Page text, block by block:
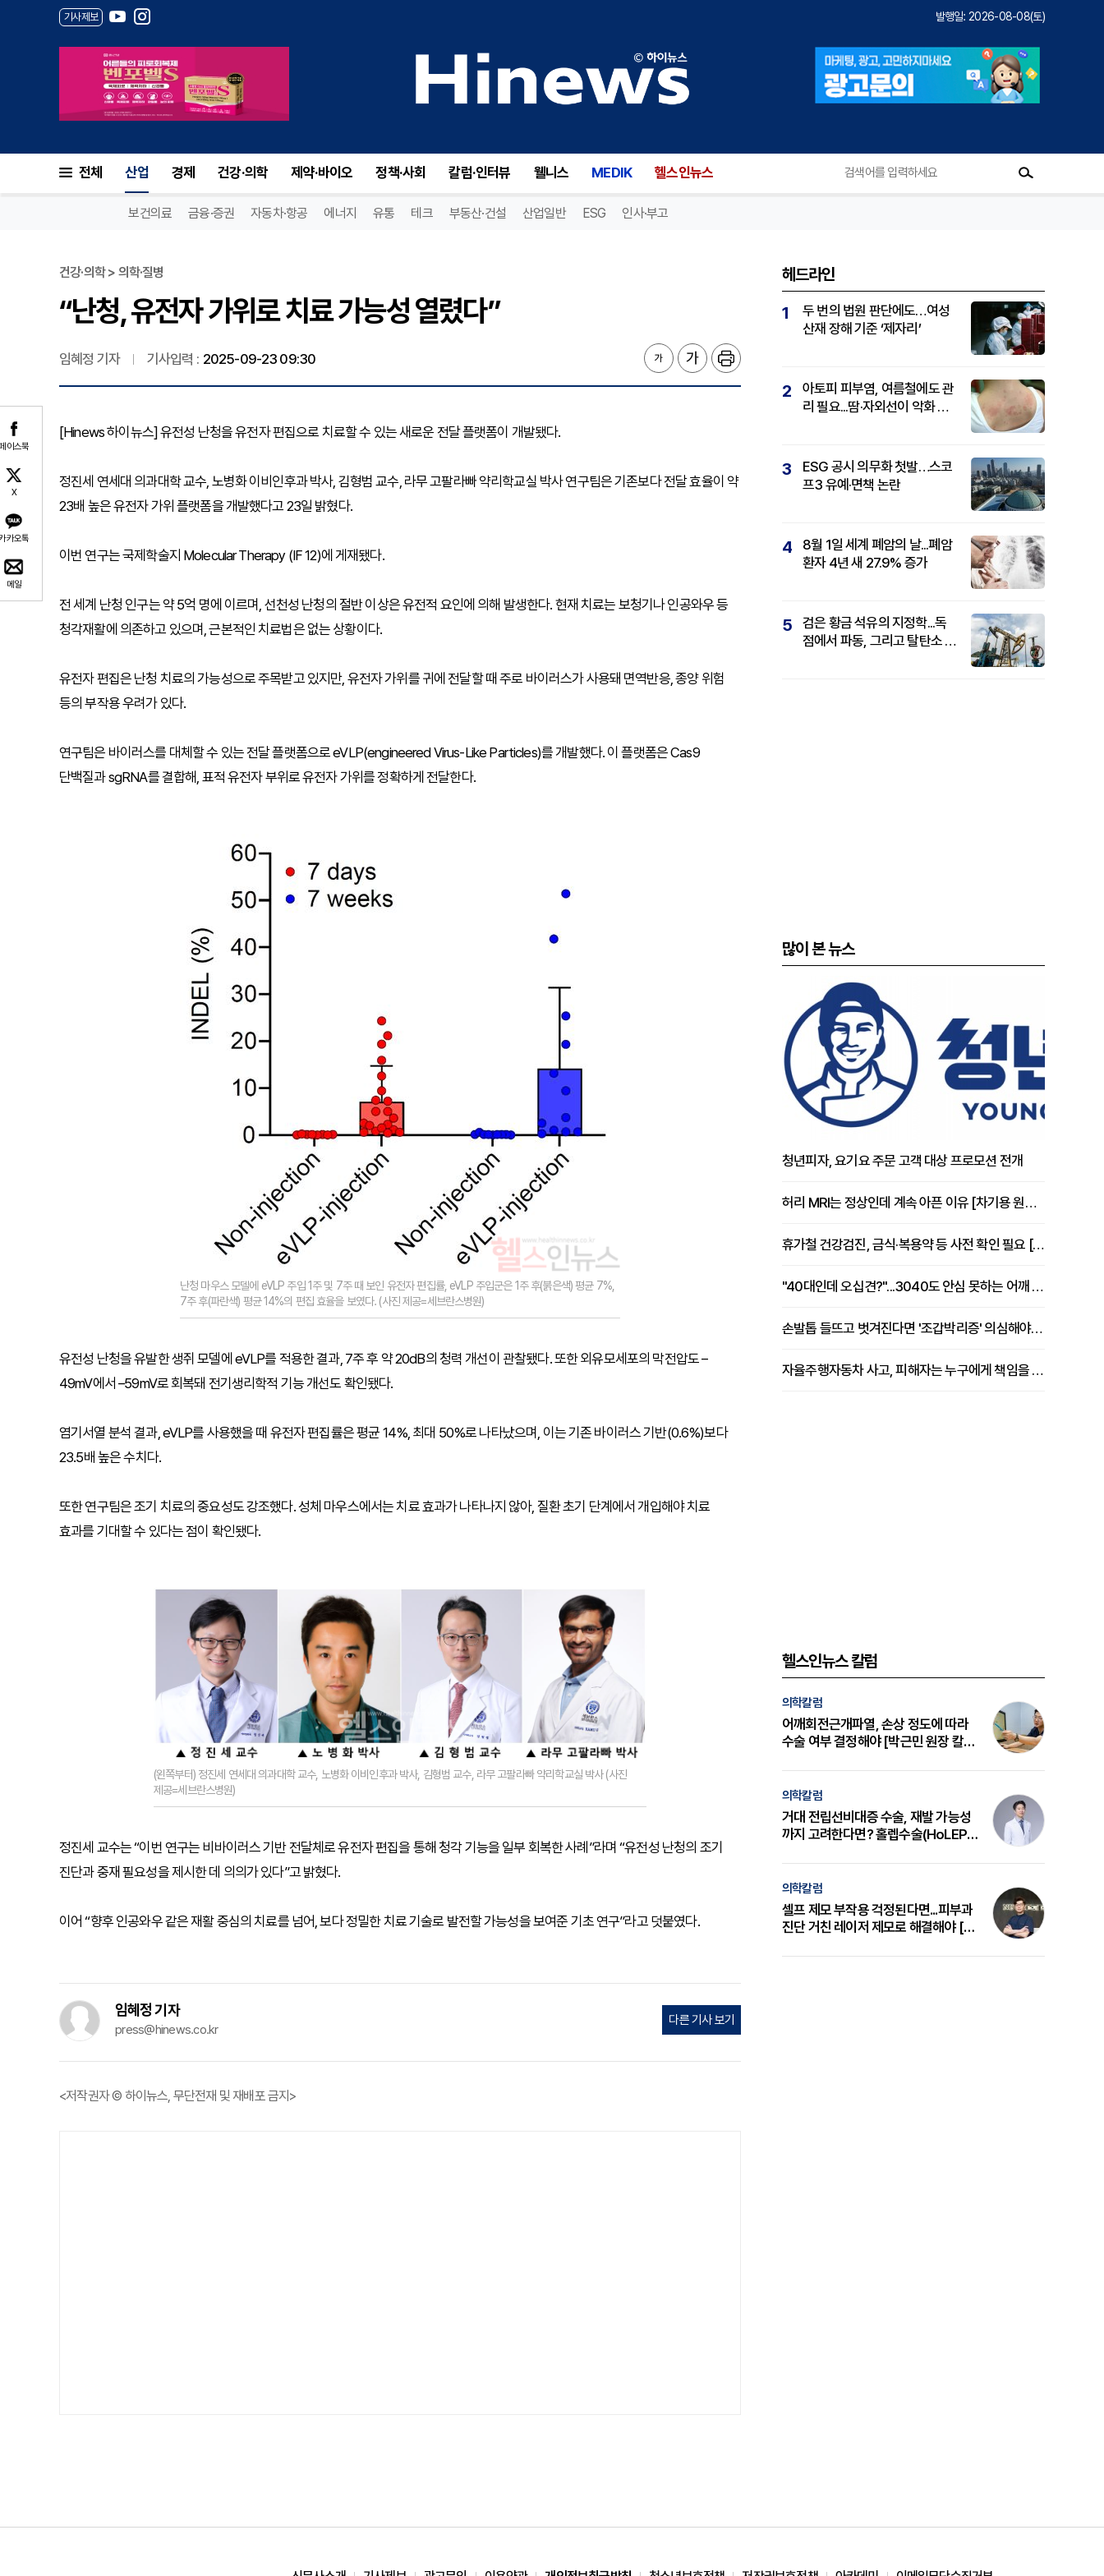
기사제보 발행일: 2026-08-08(토)
전체 산업 경제 건강·의학 제약·바이오 정책·사회 칼럼·인터뷰 웰니스 MEDIK 헬스인뉴스
보건의료 금융·증권 자동차·항공 에너지 유통 테크 부동산·건설 산업일반 ESG 인사·부고
이스북
X
카오톡
메일
건강·의학 > 의학·질병
“난청, 유전자 가위로 치료 가능성 열렸다”
임혜정 기자 기사입력 : 2025-09-23 09:30
[Hinews 하이뉴스] 유전성 난청을 유전자 편집으로 치료할 수 있는 새로운 전달 플랫폼이 개발됐다.
정진세 연세대 의과대학 교수, 노병화 이비인후과 박사, 김형범 교수, 라무 고팔라빠 약리학교실 박사 연구팀은 기존보다 전달 효율이 약
23배 높은 유전자 가위 플랫폼을 개발했다고 23일 밝혔다.
이번 연구는 국제학술지 Molecular Therapy (IF 12)에 게재됐다.
전 세계 난청 인구는 약 5억 명에 이르며, 선천성 난청의 절반 이상은 유전적 요인에 의해 발생한다. 현재 치료는 보청기나 인공와우 등
청각재활에 의존하고 있으며, 근본적인 치료법은 없는 상황이다.
유전자 편집은 난청 치료의 가능성으로 주목받고 있지만, 유전자 가위를 귀에 전달할 때 주로 바이러스가 사용돼 면역반응, 종양 위험
등의 부작용 우려가 있다.
연구팀은 바이러스를 대체할 수 있는 전달 플랫폼으로 eVLP(engineered Virus-Like Particles)를 개발했다. 이 플랫폼은 Cas9
단백질과 sgRNA를 결합해, 표적 유전자 부위로 유전자 가위를 정확하게 전달한다.
난청 마우스 모델에 eVLP 주입 1주 및 7주 때 보인 유전자 편집률, eVLP 주입군은 1주 후(붉은색) 평균 7%,
7주 후(파란색) 평균 14%의 편집 효율을 보였다. (사진 제공=세브란스병원)
유전성 난청을 유발한 생쥐 모델에 eVLP를 적용한 결과, 7주 후 약 20dB의 청력 개선이 관찰됐다. 또한 외유모세포의 막전압도 –
49mV에서 –59mV로 회복돼 전기생리학적 기능 개선도 확인됐다.
염기서열 분석 결과, eVLP를 사용했을 때 유전자 편집률은 평균 14%, 최대 50%로 나타났으며, 이는 기존 바이러스 기반(0.6%)보다
23.5배 높은 수치다.
또한 연구팀은 조기 치료의 중요성도 강조했다. 성체 마우스에서는 치료 효과가 나타나지 않아, 질환 초기 단계에서 개입해야 치료
효과를 기대할 수 있다는 점이 확인됐다.
(왼쪽부터) 정진세 연세대 의과대학 교수, 노병화 이비인후과 박사, 김형범 교수, 라무 고팔라빠 약리학교실 박사 (사진
제공=세브란스병원)
정진세 교수는 “이번 연구는 비바이러스 기반 전달체로 유전자 편집을 통해 청각 기능을 일부 회복한 사례”라며 “유전성 난청의 조기
진단과 중재 필요성을 제시한 데 의의가 있다”고 밝혔다.
이어 “향후 인공와우 같은 재활 중심의 치료를 넘어, 보다 정밀한 치료 기술로 발전할 가능성을 보여준 기초 연구”라고 덧붙였다.
임혜정 기자
press@hinews.co.kr
다른 기사 보기
<저작권자 © 하이뉴스, 무단전재 및 재배포 금지>
헤드라인
1
두 번의 법원 판단에도…여성
산재 장해 기준 ‘제자리’
2
아토피 피부염, 여름철에도 관
리 필요...땀·자외선이 악화 요
3
ESG 공시 의무화 첫발…스코
프3 유예·면책 논란
4
8월 1일 세계 폐암의 날...폐암
환자 4년 새 27.9% 증가
5
검은 황금 석유의 지정학...독
점에서 파동, 그리고 탈탄소 패
많이 본 뉴스
청년피자, 요기요 주문 고객 대상 프로모션 전개
허리 MRI는 정상인데 계속 아픈 이유 [차기용 원장 칼럼]
휴가철 건강검진, 금식·복용약 등 사전 확인 필요 [정도감 원장 칼럼]
"40대인데 오십견?"...3040도 안심 못하는 어깨 유착성 관절낭염
손발톱 들뜨고 벗겨진다면 '조갑박리증' 의심해야 [김철윤 원장 칼럼]
자율주행자동차 사고, 피해자는 누구에게 책임을 물을 수 있을까
헬스인뉴스 칼럼
의학칼럼
어깨회전근개파열, 손상 정도에 따라
수술 여부 결정해야 [박근민 원장 칼
의학칼럼
거대 전립선비대증 수술, 재발 가능성
까지 고려한다면? 홀렙수술(HoLEP)
의학칼럼
셀프 제모 부작용 걱정된다면...피부과
진단 거친 레이저 제모로 해결해야 [변